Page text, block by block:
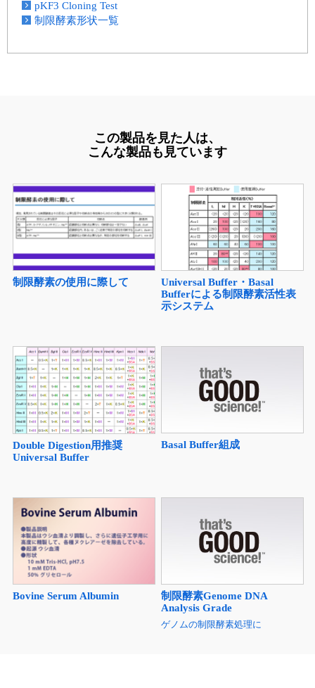
pKF3 Cloning Test
制限酵素形状一覧
この製品を見た人は、
こんな製品も見ています
制限酵素の使用に際して
Universal Buffer・Basal
Bufferによる制限酵素活性表
示システム
Double Digestion用推奨
Universal Buffer
Basal Buffer組成
Bovine Serum Albumin
制限酵素Genome DNA
Analysis Grade
ゲノムの制限酵素処理に